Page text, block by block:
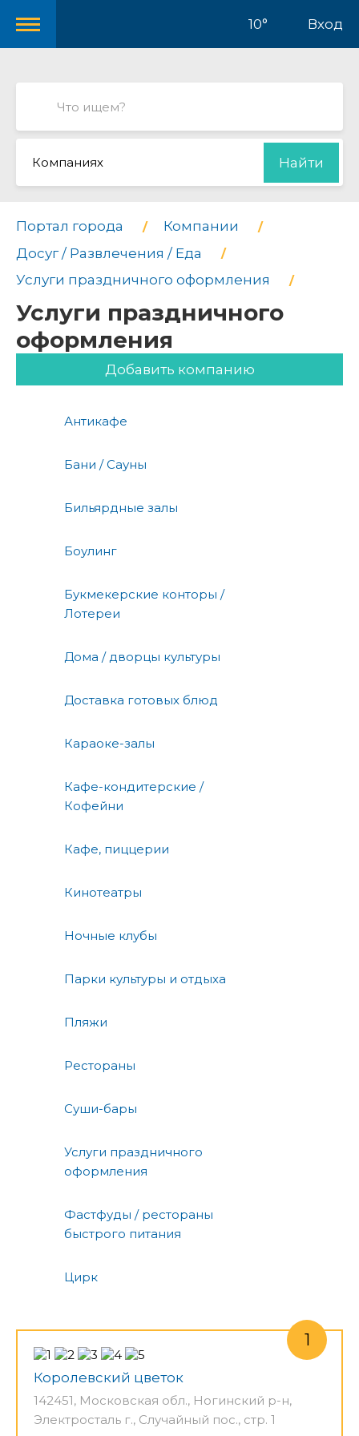
10° Вход
Компаниях Найти
Портал города
Компании
Досуг / Развлечения / Еда
Услуги праздничного оформления
Услуги праздничного
оформления
Добавить компанию
Антикафе
Бани / Сауны
Бильярдные залы
Боулинг
Букмекерские конторы /
Лотереи
Дома / дворцы культуры
Доставка готовых блюд
Караоке-залы
Кафе-кондитерские /
Кофейни
Кафе, пиццерии
Кинотеатры
Ночные клубы
Парки культуры и отдыха
Пляжи
Рестораны
Суши-бары
Услуги праздничного
оформления
Фастфуды / рестораны
быстрого питания
Цирк
Королевский цветок
142451, Московская обл., Ногинский р-н,
Электросталь г., Случайный пос., стр. 1